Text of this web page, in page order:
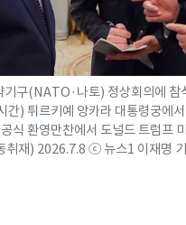
기구(NATO·나토) 정상회의에 참
간) 튀르키예 앙카라 대통령궁에
식 환영만찬에서 도널드 트럼프
취재) 2026.7.8 ⓒ 뉴스1 이재명